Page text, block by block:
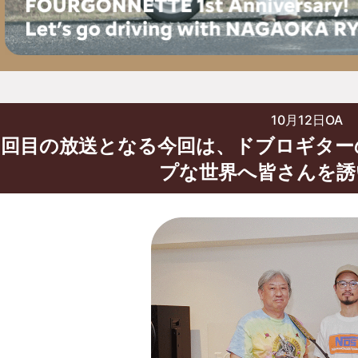
10月12日OA
目の放送となる今回は、ドブロギタ
プな世界へ皆さんを